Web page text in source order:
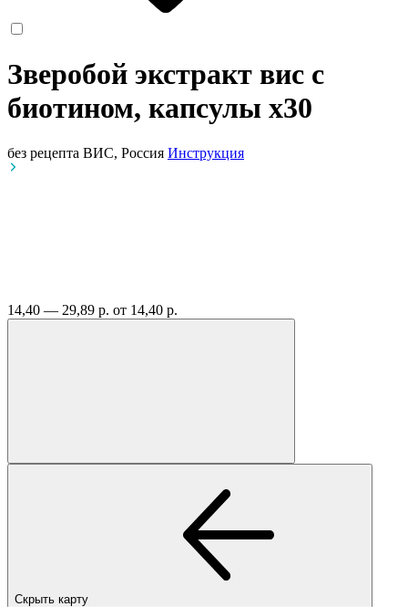
Зверобой экстракт вис с
биотином, капсулы x30
без рецепта ВИС, Россия Инструкция
14,40 — 29,89 р. от 14,40 р.
Скрыть карту